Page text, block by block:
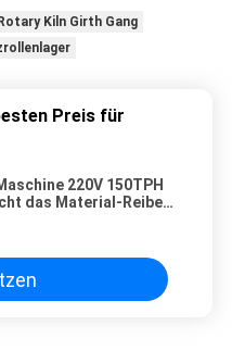
Kiln Girth Gang
Preis für
220V 150TPH
das Material-Reiben